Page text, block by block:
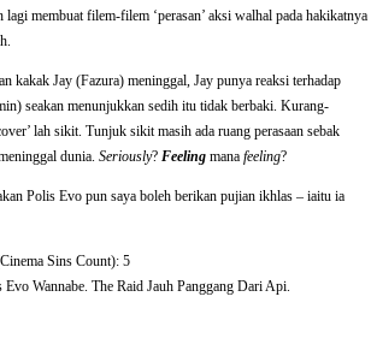
membuat filem-filem ‘perasan’ aksi walhal pada hakikatnya
kakak Jay (Fazura) meninggal, Jay punya reaksi terhadap
seakan menunjukkan sedih itu tidak berbaki. Kurang-
lah sikit. Tunjuk sikit masih ada ruang perasaan sebak
dunia. Seriously? Feeling mana feeling?
Polis Evo pun saya boleh berikan pujian ikhlas – iaitu ia
Sins Count): 5
Evo Wannabe. The Raid Jauh Panggang Dari Api.